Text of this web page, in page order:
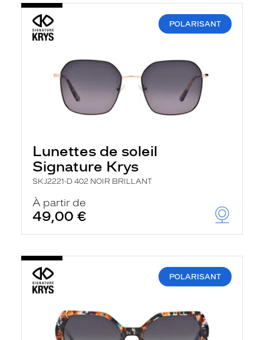
POLARISANT
Lunettes de soleil
Signature Krys
SKJ2221-D 402 NOIR BRILLANT
À partir de
49,00 €
POLARISANT